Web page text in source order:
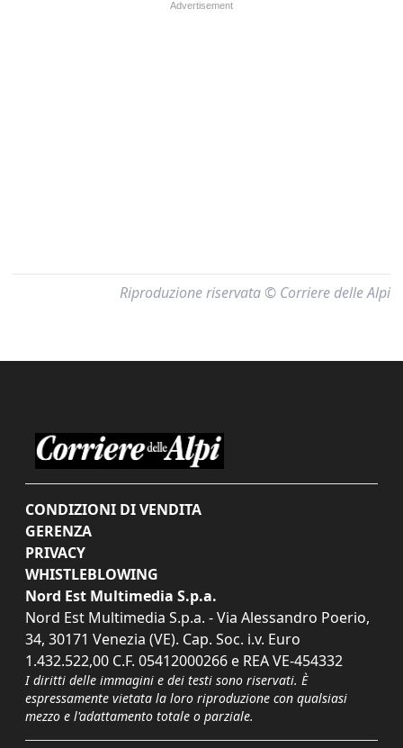
Riproduzione riservata © Corriere delle Alpi
CONDIZIONI DI VENDITA
GERENZA
PRIVACY
WHISTLEBLOWING
Nord Est Multimedia S.p.a.
Nord Est Multimedia S.p.a. - Via Alessandro Poerio,
34, 30171 Venezia (VE). Cap. Soc. i.v. Euro
1.432.522,00 C.F. 05412000266 e REA VE-454332
I diritti delle immagini e dei testi sono riservati. È
espressamente vietata la loro riproduzione con qualsiasi
mezzo e l'adattamento totale o parziale.